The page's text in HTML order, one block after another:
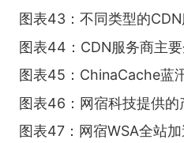
图表43：不同类型的
图表44：CDN服务商主
图表45：ChinaCache蓝
图表46：网宿科技提供的
图表47：网宿WSA全站